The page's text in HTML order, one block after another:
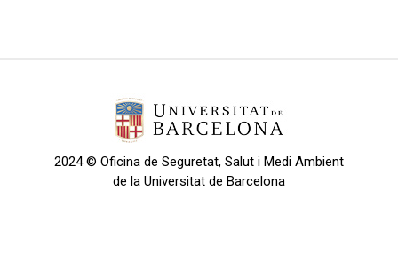
2024 © Oficina de Seguretat, Salut i Medi Ambient
de la Universitat de Barcelona